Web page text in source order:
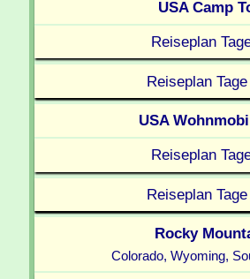
USA Camp
Reiseplan
Reiseplan
USA
Reiseplan
Reiseplan
Rocky
Colorado, Wyoming,